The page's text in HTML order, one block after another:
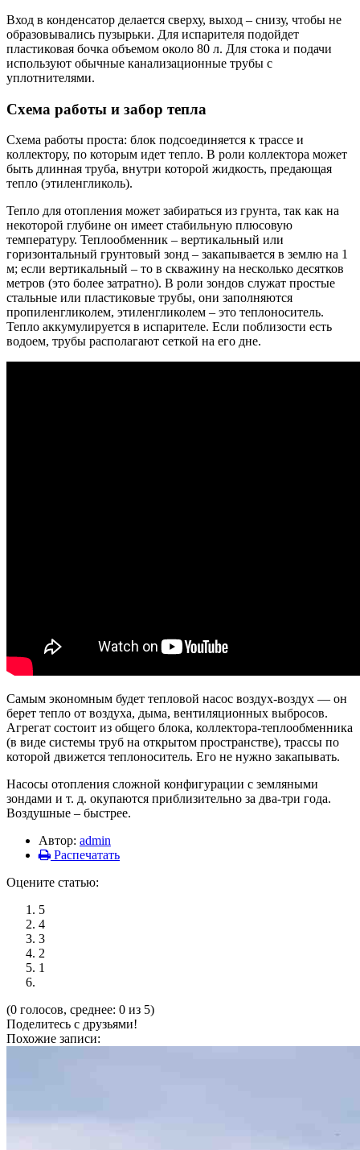
Вход в конденсатор делается сверху, выход – снизу, чтобы не
образовывались пузырьки. Для испарителя подойдет
пластиковая бочка объемом около 80 л. Для стока и подачи
используют обычные канализационные трубы с
уплотнителями.
Схема работы и забор тепла
Схема работы проста: блок подсоединяется к трассе и
коллектору, по которым идет тепло. В роли коллектора может
быть длинная труба, внутри которой жидкость, предающая
тепло (этиленгликоль).
Тепло для отопления может забираться из грунта, так как на
некоторой глубине он имеет стабильную плюсовую
температуру. Теплообменник – вертикальный или
горизонтальный грунтовый зонд – закапывается в землю на 1
м; если вертикальный – то в скважину на несколько десятков
метров (это более затратно). В роли зондов служат простые
стальные или пластиковые трубы, они заполняются
пропиленгликолем, этиленгликолем – это теплоноситель.
Тепло аккумулируется в испарителе. Если поблизости есть
водоем, трубы располагают сеткой на его дне.
Самым экономным будет тепловой насос воздух-воздух — он
берет тепло от воздуха, дыма, вентиляционных выбросов.
Агрегат состоит из общего блока, коллектора-теплообменника
(в виде системы труб на открытом пространстве), трассы по
которой движется теплоноситель. Его не нужно закапывать.
Насосы отопления сложной конфигурации с земляными
зондами и т. д. окупаются приблизительно за два-три года.
Воздушные – быстрее.
Автор: admin
Распечатать
Оцените статью:
5
4
3
2
1
(0 голосов, среднее: 0 из 5)
Поделитесь с друзьями!
Похожие записи: